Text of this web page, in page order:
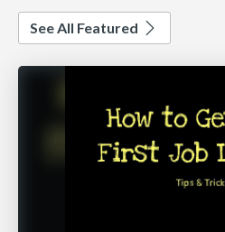
See All Featured